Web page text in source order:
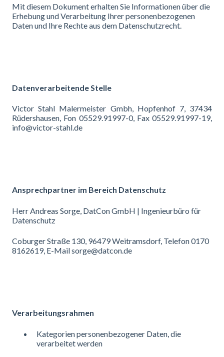
Mit diesem Dokument erhalten Sie Informationen über die
Erhebung und Verarbeitung Ihrer personenbezogenen
Daten und Ihre Rechte aus dem Datenschutzrecht.
Datenverarbeitende Stelle
Victor Stahl Malermeister Gmbh, Hopfenhof 7, 37434
Rüdershausen, Fon 05529.91997-0, Fax 05529.91997-19,
info@victor-stahl.de
Ansprechpartner im Bereich Datenschutz
Herr Andreas Sorge, DatCon GmbH | Ingenieurbüro für
Datenschutz
Coburger Straße 130, 96479 Weitramsdorf, Telefon 0170
8162619, E-Mail sorge@datcon.de
Verarbeitungsrahmen
Kategorien personenbezogener Daten, die
verarbeitet werden